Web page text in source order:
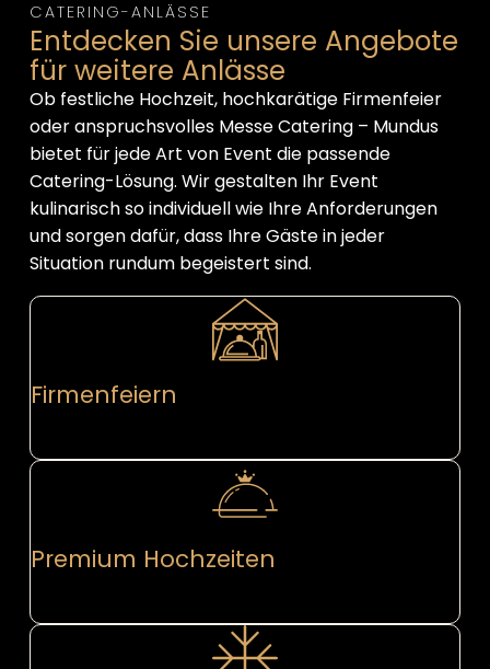
CATERING-ANLÄSSE
Entdecken Sie unsere Angebote
für weitere Anlässe
Ob festliche Hochzeit, hochkarätige Firmenfeier
oder anspruchsvolles Messe Catering – Mundus
bietet für jede Art von Event die passende
Catering-Lösung. Wir gestalten Ihr Event
kulinarisch so individuell wie Ihre Anforderungen
und sorgen dafür, dass Ihre Gäste in jeder
Situation rundum begeistert sind.
Firmenfeiern
Premium Hochzeiten